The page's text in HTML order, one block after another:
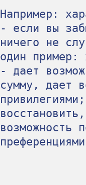
Например:
- если вы
ничего не
один пример:
- дает
сумму, дает
возможность